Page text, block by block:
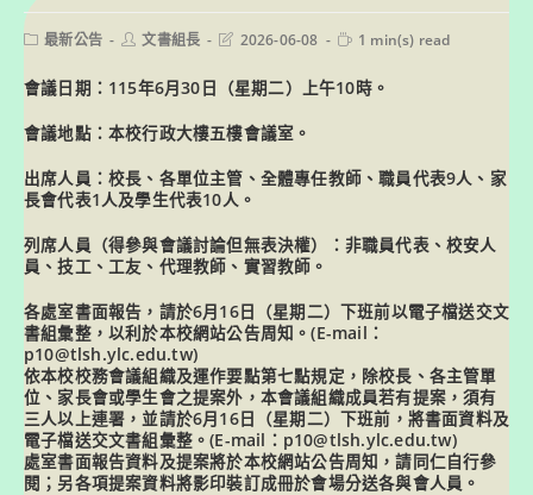
Post最新公告
Post文書組長
Post2026-06-08
Reading
1 min(s) read
會議日期：115年6月30日（星期二）上午10時。
會議地點：本校行政大樓五樓會議室。
出席人員：校長、各單位主管、全體專任教師、職員代表9人、家
長會代表1人及學生代表10人。
列席人員（得參與會議討論但無表決權）：非職員代表、校安人
員、技工、工友、代理教師、實習教師。
各處室書面報告，請於6月16日（星期二）下班前以電子檔送交文
書組彙整，以利於本校網站公告周知。(E-mail：
p10@tlsh.ylc.edu.tw)
依本校校務會議組織及運作要點第七點規定，除校長、各主管單
位、家長會或學生會之提案外，本會議組織成員若有提案，須有
三人以上連署，並請於6月16日（星期二）下班前，將書面資料及
電子檔送交文書組彙整。(E-mail：p10@tlsh.ylc.edu.tw)
處室書面報告資料及提案將於本校網站公告周知，請同仁自行參
閱；另各項提案資料將影印裝訂成冊於會場分送各與會人員。